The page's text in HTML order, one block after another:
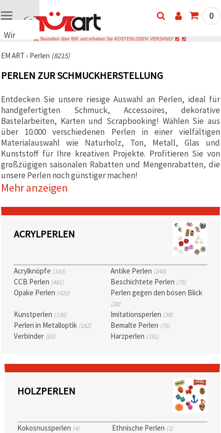
Wir
Cookies
verwenden
ähnliche
Technologien,
um das
ordnungsgemäße
Funktionieren
der Website
sicherzustellen,
Ihr
Nutzungserlebnis
zu
verbessern
und, mit
analysieren
Werbung
anzuzeigen,
auch mit
Unterstützung
unserer
Analyse
akzeptieren,
ablehnen
Auswahl in
festlegen.
0
Bestellen über 80€ und erhalten Sie KOSTENLOSEN VERSAND!
EM ART › Perlen (8215)
PERLEN ZUR SCHMUCKHERSTELLUNG
Entdecken Sie unsere riesige Auswahl an Perlen, ideal für
handgefertigten Schmuck, Accessoires, dekorative
Bastelarbeiten, Karten und Scrapbooking! Wählen Sie aus
über 10.000 verschiedenen Perlen in einer vielfältigen
Materialauswahl wie Naturholz, Ton, Metall, Glas und
Kunststoff für Ihre kreativen Projekte. Profitieren Sie von
großzügigen saisonalen Rabatten und Mengenrabatten, die
unsere Perlen noch günstiger machen!
Mehr anzeigen
ACRYLPERLEN
Acrylknöpfe (143) Antike Perlen (248)
CCB Perlen (481) Beschichtete Perlen (75)
Opake Perlen (420) Perlen gegen den bösen Blick
(28)
Kunstperlen (136) Imitationsperlen (38)
Perlen in Metalloptik (182) Bemalte Perlen (75)
Verbinder (85) Harzperlen (191)
HOLZPERLEN
Kokosnussperlen (4) Ethnische Perlen (1)